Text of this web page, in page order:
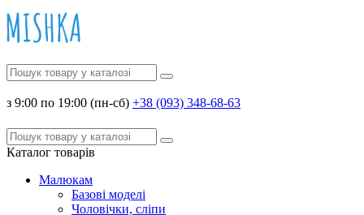
з 9:00 по 19:00 (пн-сб) +38 (093) 348-68-63
Каталог товарів
Малюкам
Базові моделі
Чоловічки, сліпи